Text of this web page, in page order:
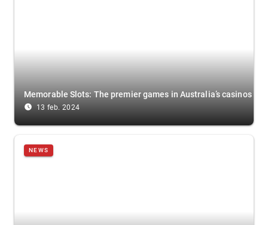
Memorable Slots: The premier games in Australia’s casinos
access_time_filled 13 feb. 2024
NEWS